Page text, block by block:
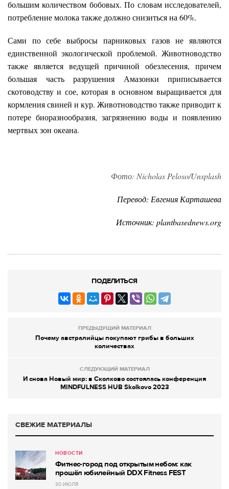
большим количеством бобовых. По словам исследователей,
потребление молока также должно снизиться на 60%.
Сами по себе выбросы парниковых газов не являются
единственной экологической проблемой. Животноводство
также является ведущей причиной обезлесения, причем
большая часть разрушения Амазонки приписывается
скотоводству и сое, которая в основном выращивается для
кормления свиней и кур. Животноводство также приводит к
потере биоразнообразия, загрязнению воды и появлению
мертвых зон океана.
Фото: Nicholas Peloso/Unsplash
Перевод: Евгения Карташева
Источник: plantbasednews.org
ПОДЕЛИТЬСЯ
ПРЕДЫДУЩИЙ МАТЕРИАЛ
Почему австралийцы покупают грибы в больших
количествах
СЛЕДУЮЩИЙ МАТЕРИАЛ
И снова Новый мир: в Сколково состоялась конференция
MINDFULNESS HUB Skolkovo 2023
СВЕЖИЕ МАТЕРИАЛЫ
НОВОСТИ
Фитнес-город под открытым небом: как
прошёл юбилейный DDX Fitness FEST
30 ИЮЛЯ